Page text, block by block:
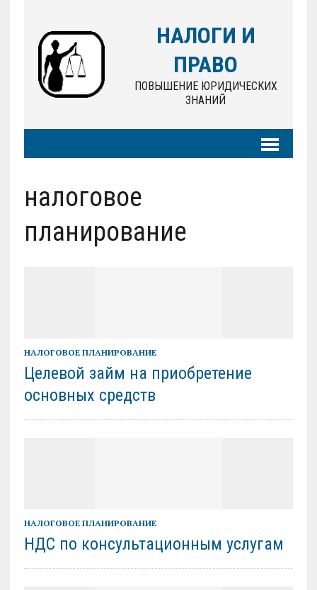
НАЛОГИ И
ПРАВО
ПОВЫШЕНИЕ ЮРИДИЧЕСКИХ
ЗНАНИЙ
налоговое
планирование
НАЛОГОВОЕ ПЛАНИРОВАНИЕ
Целевой займ на приобретение
основных средств
НАЛОГОВОЕ ПЛАНИРОВАНИЕ
НДС по консультационным услугам